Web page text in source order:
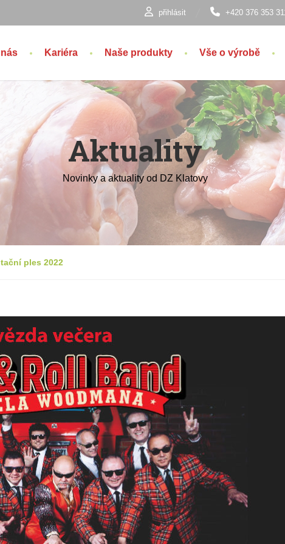
přihlásit +420 376 353
Kariéra Naše produkty Vše o výrobě
Aktuality
Novinky a aktuality od DZ Klatovy
ples 2022